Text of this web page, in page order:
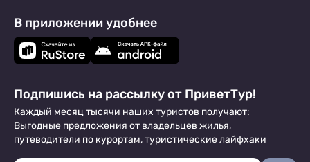
В приложении удобнее
Подпишись на рассылку от ПриветТур!
Каждый месяц тысячи наших туристов получают:
Выгодные предложения от владельцев жилья,
путеводители по курортам, туристические лайфхаки